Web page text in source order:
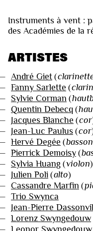
Instruments à vent :
des Académies de la
ARTISTES
André Giet (
Fanny Sarlette (
Sylvie Corman (
Quentin Debecq (
Jacques Blanche (cor
Jean-Luc Paulus (cor)
Hervé Degée (basson
Pierrick Demoisy (
Sylvia Huang (violon)
Julien Poli (alto)
Cassandre Marfin (
Trio Swynca
Jean-Pierre
Lorenz Swyngedouw
Leonor Swyngedouw